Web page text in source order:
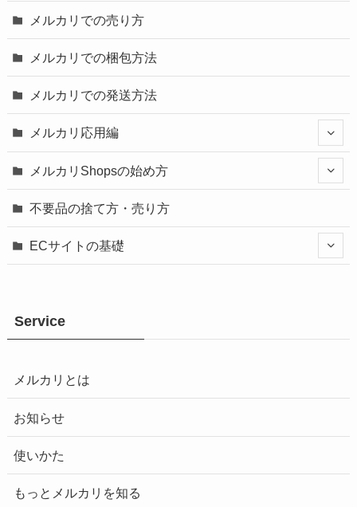
メルカリでの売り方
メルカリでの梱包方法
メルカリでの発送方法
メルカリ応用編
メルカリShopsの始め方
不要品の捨て方・売り方
ECサイトの基礎
Service
メルカリとは
お知らせ
使いかた
もっとメルカリを知る